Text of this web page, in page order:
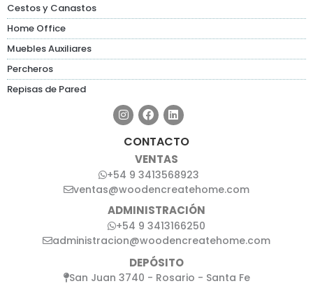
Cestos y Canastos
Home Office
Muebles Auxiliares
Percheros
Repisas de Pared
CONTACTO
VENTAS
+54 9 3413568923
ventas@woodencreatehome.com
ADMINISTRACIÓN
+54 9 3413166250
administracion@woodencreatehome.com
DEPÓSITO
San Juan 3740 - Rosario - Santa Fe